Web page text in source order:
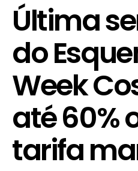
Última
do
Week
até 60%
tarifa